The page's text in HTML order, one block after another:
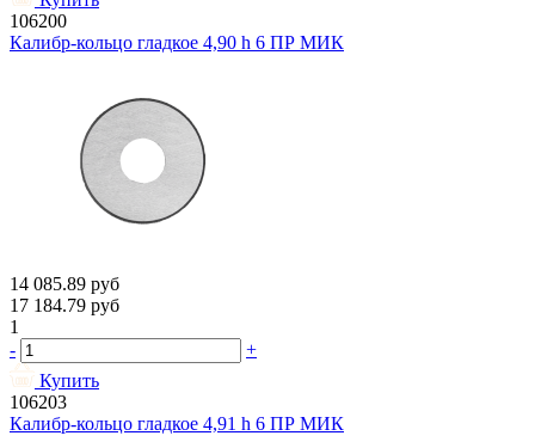
106200
Калибр-кольцо гладкое 4,90 h 6 ПР МИК
14 085.89 руб
17 184.79 руб
1
-
+
Купить
106203
Калибр-кольцо гладкое 4,91 h 6 ПР МИК